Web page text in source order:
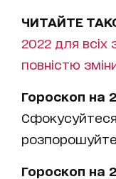
ЧИТАЙТЕ
2022 для всіх
повністю
Гороскоп на
розпорошуйте
Гороскоп на